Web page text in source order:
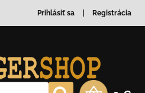
Prihlásiť sa Registrácia